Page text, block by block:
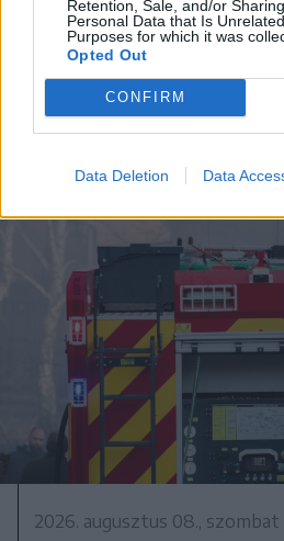
Retention, Sale, and/or
Personal Data that Is
Purposes for which it was
Opted Out
CONFIRM
Data Deletion Data
Marosvásárhely
aggodalomra
a köztisztasági
2026. augusztus 08., szombat